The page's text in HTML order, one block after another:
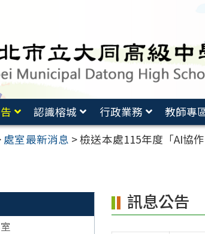
認識榕城 行政業務 教師專
處室最新消息 >檢送本處115年度「AI協
訊息公告